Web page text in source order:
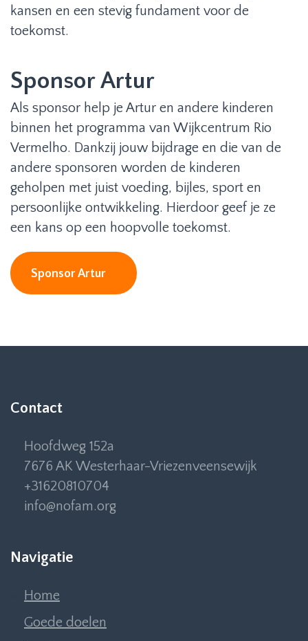
kansen en een stevig fundament voor de
toekomst.
Sponsor Artur
Als sponsor help je Artur en andere kinderen
binnen het programma van Wijkcentrum Rio
Vermelho. Dankzij jouw bijdrage en die van de
andere sponsoren worden de kinderen
geholpen met juist voeding, bijles, sport en
persoonlijke ontwikkeling. Hierdoor geef je ze
een kans op een hoopvolle toekomst.
Sponsor Artur
Contact
Hoofdweg 152a
7676 AK Westerhaar-Vriezenveensewijk
+31620810704
info@nofam.org
Navigatie
Home
Goede doelen